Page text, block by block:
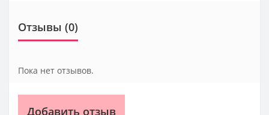
Отзывы (0)
Пока нет отзывов.
Добавить отзыв